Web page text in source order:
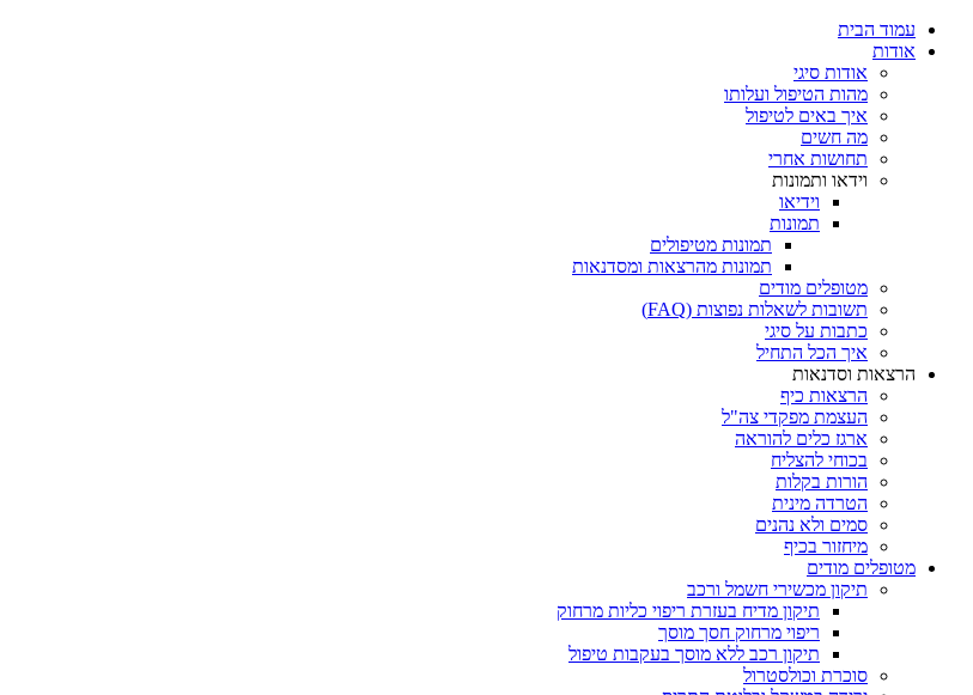
עמוד הבית
אודות
אודות סיגי
מהות הטיפול ועלותו
איך באים לטיפול
מה חשים
תחושות אחרי
וידאו ותמונות
וידיאו
תמונות
תמונות מטיפולים
תמונות מהרצאות ומסדנאות
מטופלים מודים
תשובות לשאלות נפוצות (FAQ)
כתבות על סיגי
איך הכל התחיל
הרצאות וסדנאות
הרצאות כיף
העצמת מפקדי צה"ל
ארגז כלים להוראה
בכוחי להצליח
הורות בקלות
הטרדה מינית
סמים ולא נהנים
מיחזור בכיף
מטופלים מודים
תיקון מכשירי חשמל ורכב
תיקון מדיח בעזרת ריפוי כליות מרחוק
ריפוי מרחוק חסך מוסך
תיקון רכב ללא מוסך בעקבות טיפול
סוכרת וכולסטרול